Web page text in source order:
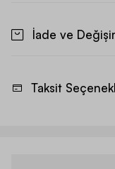
İade ve
Taksit